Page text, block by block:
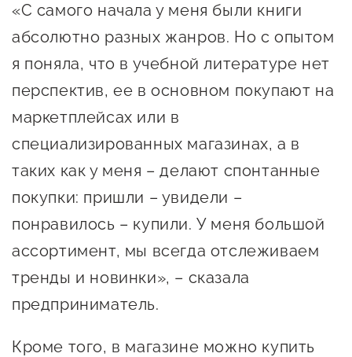
«С самого начала у меня были книги
абсолютно разных жанров. Но с опытом
я поняла, что в учебной литературе нет
перспектив, ее в основном покупают на
маркетплейсах или в
специализированных магазинах, а в
таких как у меня – делают спонтанные
покупки: пришли – увидели –
понравилось – купили. У меня большой
ассортимент, мы всегда отслеживаем
тренды и новинки», – сказала
предприниматель.
Кроме того, в магазине можно купить